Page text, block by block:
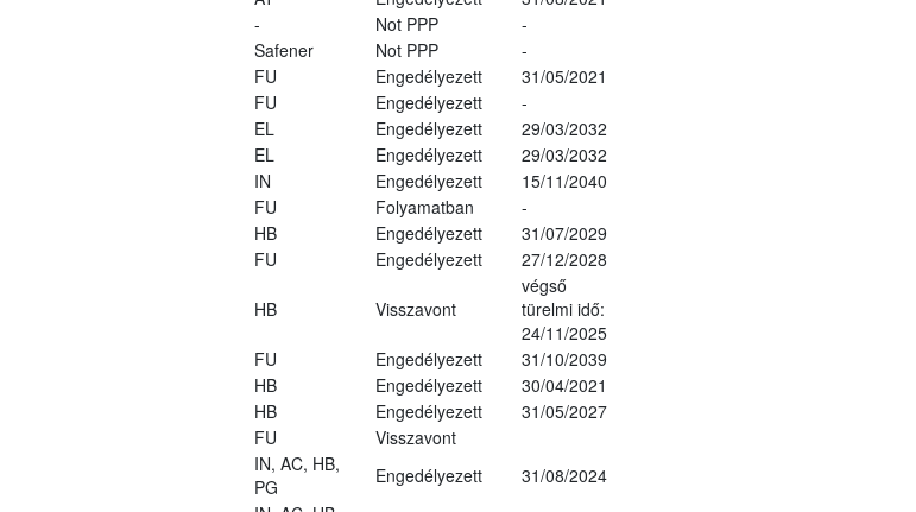
- Not PPP
-
Safener Not PPP
-
FU Engedélyezett
31/05/2021
FU Engedélyezett
-
EL Engedélyezett
29/03/2032
EL Engedélyezett
29/03/2032
IN Engedélyezett
15/11/2040
FU Folyamatban
-
HB Engedélyezett
31/07/2029
FU Engedélyezett 27/12/2028
HB Visszavont
végső
türelmi idő:
24/11/2025
FU Engedélyezett
31/10/2039
HB Engedélyezett
30/04/2021
HB Engedélyezett
31/05/2027
FU
Visszavont
IN, AC, HB,
PG
Engedélyezett 31/08/2024